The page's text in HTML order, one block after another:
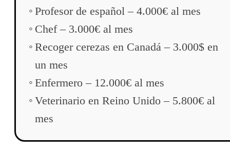
Profesor de español – 4.000€ al mes
Chef – 3.000€ al mes
Recoger cerezas en Canadá – 3.000$ en
un mes
Enfermero – 12.000€ al mes
Veterinario en Reino Unido – 5.800€ al
mes